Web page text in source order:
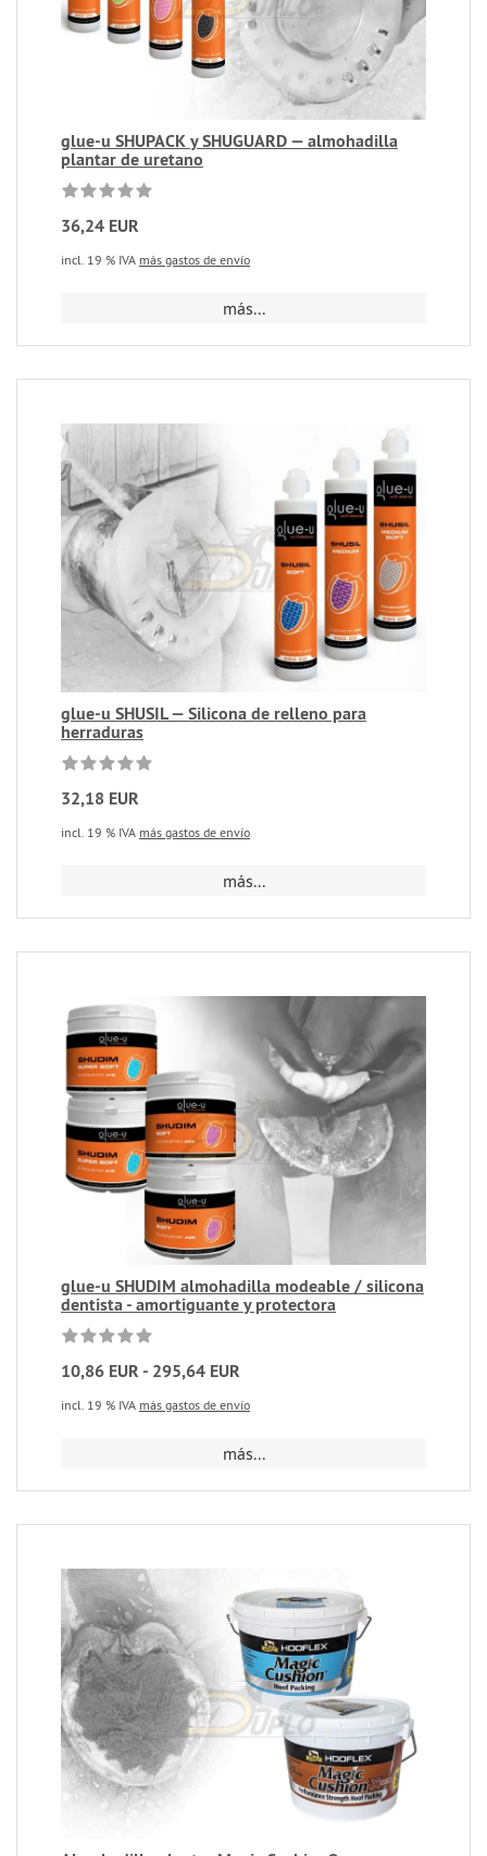
glue-u SHUPACK y SHUGUARD — almohadilla
plantar de uretano
36,24 EUR
incl. 19 % IVA más gastos de envío
más...
glue-u SHUSIL — Silicona de relleno para
herraduras
32,18 EUR
incl. 19 % IVA más gastos de envío
más...
glue-u SHUDIM almohadilla modeable / silicona
dentista - amortiguante y protectora
10,86 EUR - 295,64 EUR
incl. 19 % IVA más gastos de envío
más...